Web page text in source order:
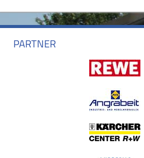
PARTNER